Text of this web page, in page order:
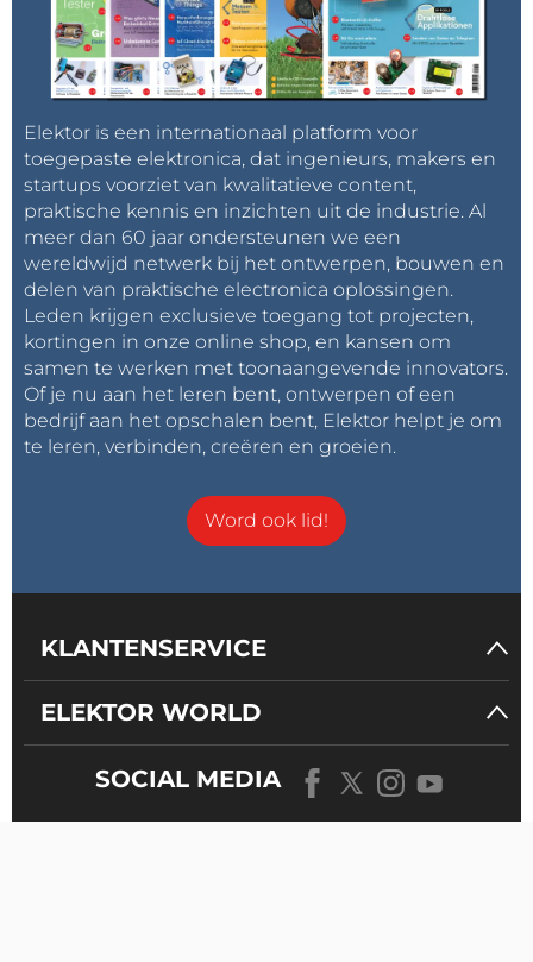
Elektor is een internationaal platform voor
toegepaste elektronica, dat ingenieurs, makers en
startups voorziet van kwalitatieve content,
praktische kennis en inzichten uit de industrie. Al
meer dan 60 jaar ondersteunen we een
wereldwijd netwerk bij het ontwerpen, bouwen en
delen van praktische electronica oplossingen.
Leden krijgen exclusieve toegang tot projecten,
kortingen in onze online shop, en kansen om
samen te werken met toonaangevende innovators.
Of je nu aan het leren bent, ontwerpen of een
bedrijf aan het opschalen bent, Elektor helpt je om
te leren, verbinden, creëren en groeien.
Word ook lid!
KLANTENSERVICE
ELEKTOR WORLD
SOCIAL MEDIA